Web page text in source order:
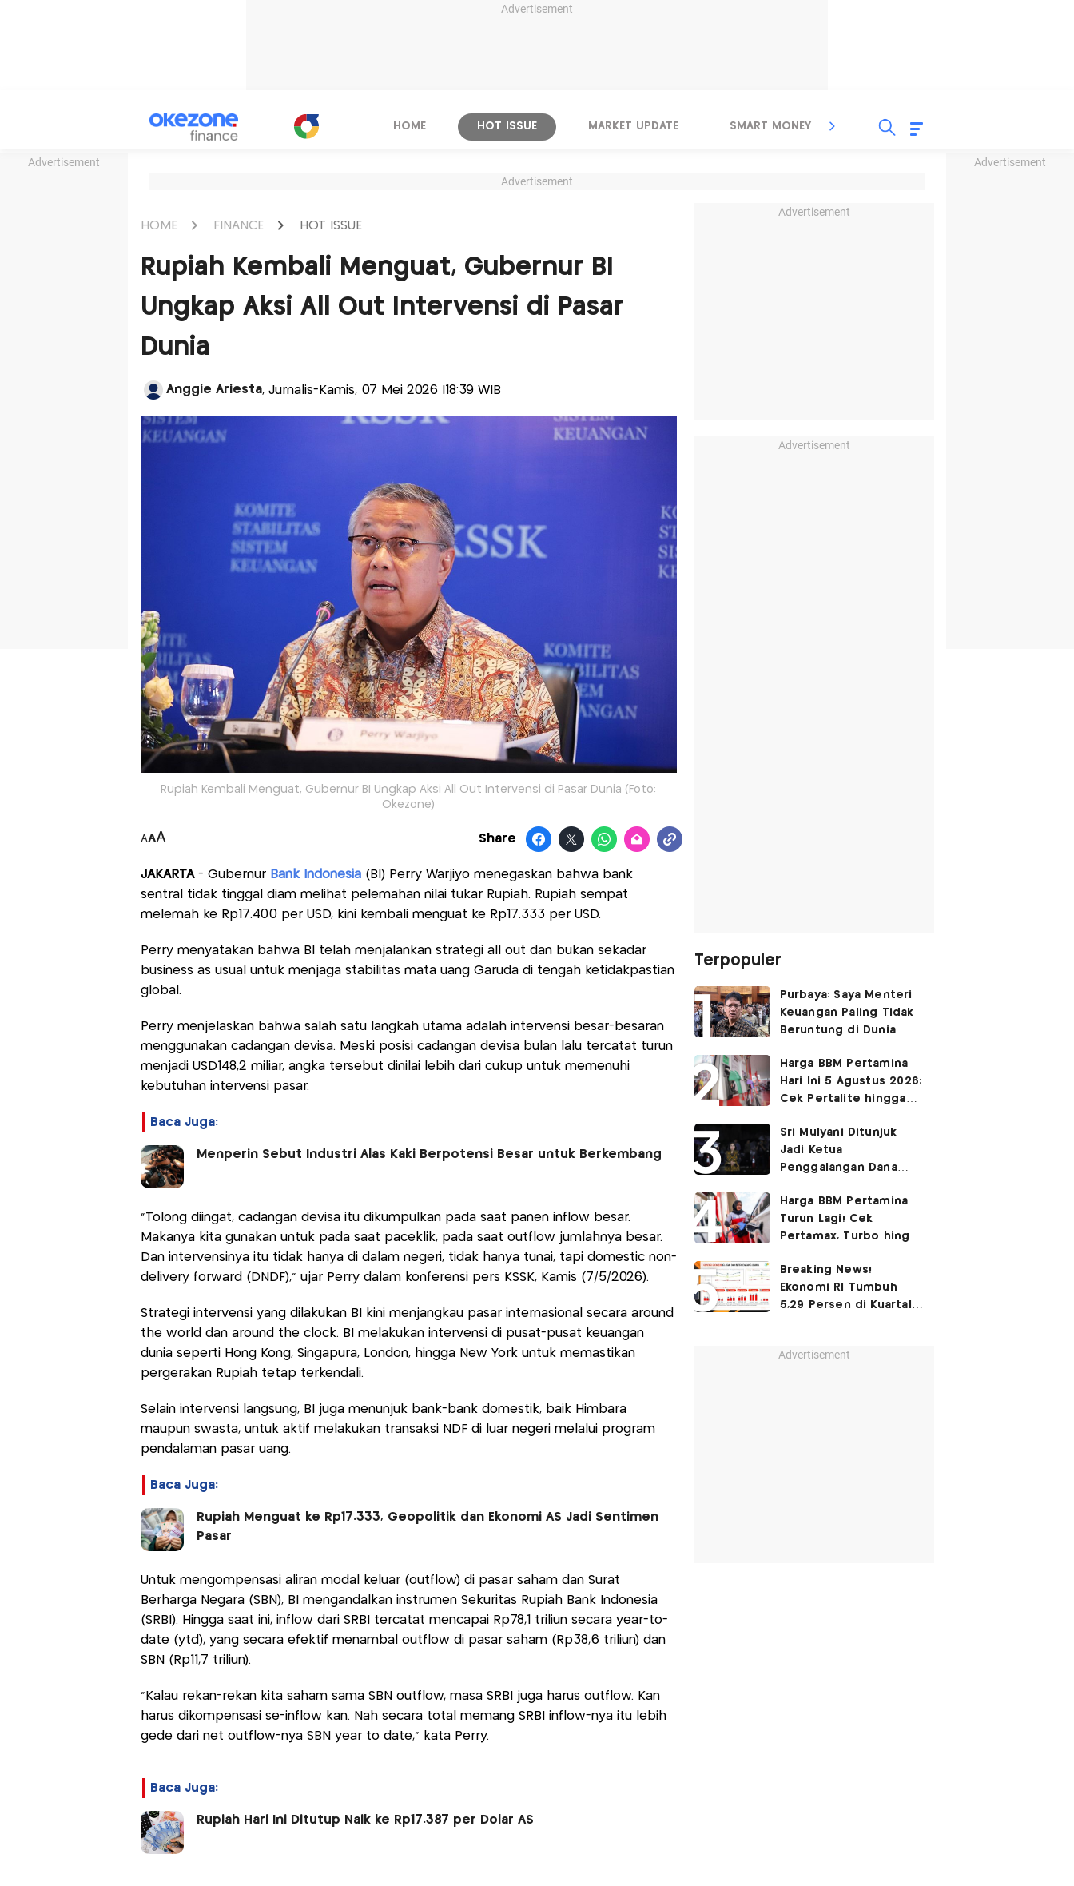
Advertisement
Advertisement Advertisement
HOME HOT ISSUE MARKET UPDATE SMART MONEY INSPIRASI BISNIS
Advertisement
HOME FINANCE HOT ISSUE
Rupiah Kembali Menguat, Gubernur BI
Ungkap Aksi All Out Intervensi di Pasar
Dunia
Anggie Ariesta, Jurnalis-Kamis, 07 Mei 2026 |18:39 WIB
Rupiah Kembali Menguat, Gubernur BI Ungkap Aksi All Out Intervensi di Pasar Dunia (Foto:
Okezone)
AAA Share
JAKARTA - Gubernur Bank Indonesia(BI) Perry Warjiyo menegaskan bahwa bank
sentral tidak tinggal diam melihat pelemahan nilai tukar Rupiah. Rupiah sempat
melemah ke Rp17.400 per USD, kini kembali menguat ke Rp17.333 per USD.
Perry menyatakan bahwa BI telah menjalankan strategi all out dan bukan sekadar
business as usual untuk menjaga stabilitas mata uang Garuda di tengah ketidakpastian
global.
Perry menjelaskan bahwa salah satu langkah utama adalah intervensi besar-besaran
menggunakan cadangan devisa. Meski posisi cadangan devisa bulan lalu tercatat turun
menjadi USD148,2 miliar, angka tersebut dinilai lebih dari cukup untuk memenuhi
kebutuhan intervensi pasar.
Baca Juga:
Menperin Sebut Industri Alas Kaki Berpotensi Besar untuk Berkembang
"Tolong diingat, cadangan devisa itu dikumpulkan pada saat panen inflow besar.
Makanya kita gunakan untuk pada saat paceklik, pada saat outflow jumlahnya besar.
Dan intervensinya itu tidak hanya di dalam negeri, tidak hanya tunai, tapi domestic non-
delivery forward (DNDF),” ujar Perry dalam konferensi pers KSSK, Kamis (7/5/2026).
Strategi intervensi yang dilakukan BI kini menjangkau pasar internasional secara around
the world dan around the clock. BI melakukan intervensi di pusat-pusat keuangan
dunia seperti Hong Kong, Singapura, London, hingga New York untuk memastikan
pergerakan Rupiah tetap terkendali.
Selain intervensi langsung, BI juga menunjuk bank-bank domestik, baik Himbara
maupun swasta, untuk aktif melakukan transaksi NDF di luar negeri melalui program
pendalaman pasar uang.
Baca Juga:
Rupiah Menguat ke Rp17.333, Geopolitik dan Ekonomi AS Jadi Sentimen
Pasar
Untuk mengompensasi aliran modal keluar (outflow) di pasar saham dan Surat
Berharga Negara (SBN), BI mengandalkan instrumen Sekuritas Rupiah Bank Indonesia
(SRBI). Hingga saat ini, inflow dari SRBI tercatat mencapai Rp78,1 triliun secara year-to-
date (ytd), yang secara efektif menambal outflow di pasar saham (Rp38,6 triliun) dan
SBN (Rp11,7 triliun).
“Kalau rekan-rekan kita saham sama SBN outflow, masa SRBI juga harus outflow. Kan
harus dikompensasi se-inflow kan. Nah secara total memang SRBI inflow-nya itu lebih
gede dari net outflow-nya SBN year to date,” kata Perry.
Baca Juga:
Rupiah Hari Ini Ditutup Naik ke Rp17.387 per Dolar AS
Advertisement
Advertisement
Terpopuler
Purbaya: Saya Menteri
Keuangan Paling Tidak
Beruntung di Dunia
Harga BBM Pertamina
Hari Ini 5 Agustus 2026:
Cek Pertalite hingga
Turun
Sri Mulyani Ditunjuk
Jadi Ketua
Penggalangan Dana
Harga BBM Pertamina
Turun Lagi! Cek
Pertamax, Turbo hingga
Agustus 2026
Breaking News!
Ekonomi RI Tumbuh
5,29 Persen di Kuartal
Advertisement